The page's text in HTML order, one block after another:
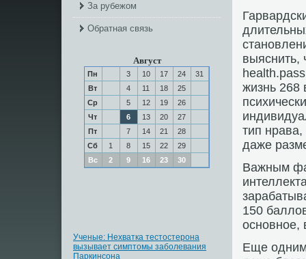
За рубежом
Обратная связь
Август
Пн 3 10 17 24
31
Вт
4 11 18
25
Ср
5 12 19
26
Чт
6 13 20
27
Пт
7 14 21
28
Сб
1 8 15 22
29
Вс
2 9 16 23 30
Ученые: Нехватка тестостерона
вызывает симптомы заболевания
Паркинсона
выяснить,
жизнь 268
тип
даже
Важным
150
основное,
Еще одним